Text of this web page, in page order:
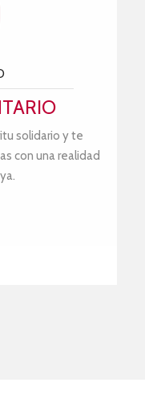
solidario y te
con una realidad